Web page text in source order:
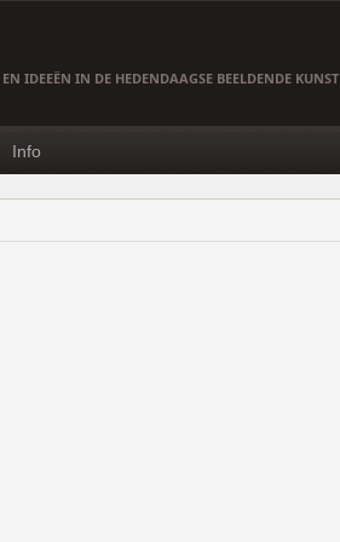
IDEEËN IN DE HEDENDAAGSE BEELDENDE KUNST
Info